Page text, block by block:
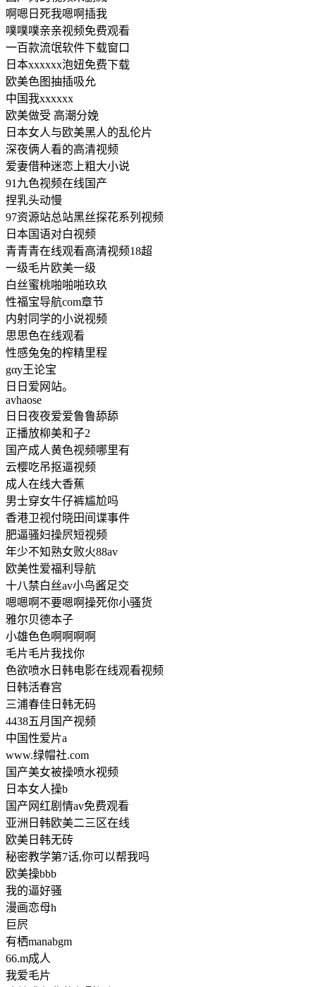
啊嗯日死我嗯啊插我
噗噗噗亲亲视频免费观看
一百款流氓软件下载窗口
日本xxxxxx泡妞免费下载
欧美色图抽插吸允
中国我xxxxxx
欧美做受 高潮分娩
日本女人与欧美黑人的乱伦片
深夜俩人看的高清视频
爱妻借种迷恋上粗大小说
91九色视频在线国产
捏乳头动慢
97资源站总站黑丝探花系列视频
日本国语对白视频
青青青在线观看高清视频18超
一级毛片欧美一级
白丝蜜桃啪啪啪玖玖
性福宝导航com章节
内射同学的小说视频
思思色在线观看
性感兔兔的榨精里程
gαy王论宝
日日爱网站。
avhaose
日日夜夜爱爱鲁鲁舔舔
正播放柳美和子2
国产成人黄色视频哪里有
云樱吃吊抠逼视频
成人在线大香蕉
男士穿女牛仔裤尴尬吗
香港卫视付晓田间谍事件
肥逼骚妇操屄短视频
年少不知熟女败火88av
欧美性爱福利导航
十八禁白丝av小鸟酱足交
嗯嗯啊不要嗯啊操死你小骚货
雅尔贝德本子
小雄色色啊啊啊啊
毛片毛片我找你
色欲喷水日韩电影在线观看视频
日韩活春宫
三浦春佳日韩无码
4438五月国产视频
中国性爱片a
www.绿帽社.com
国产美女被操喷水视频
日本女人操b
国产网红剧情av免费观看
亚洲日韩欧美二三区在线
欧美日韩无砖
秘密教学第7话,你可以帮我吗
欧美操bbb
我的逼好骚
漫画恋母h
巨屄
有栖manabgm
66.m成人
我爱毛片